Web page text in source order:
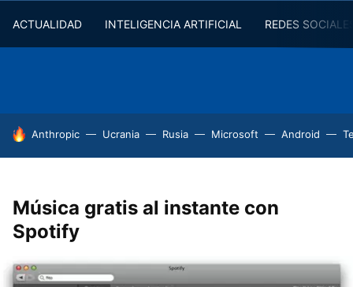
ACTUALIDAD INTELIGENCIA ARTIFICIAL REDES
HOY SE HABLA DE
Anthropic Ucrania Rusia Microsoft Android
Música gratis al instante con
Spotify